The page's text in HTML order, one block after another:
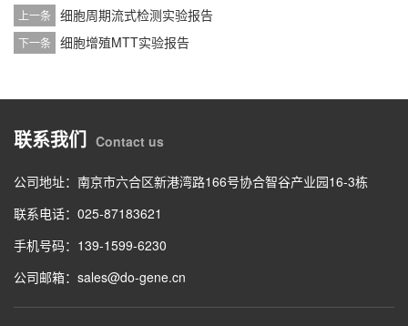
上一条 细胞周期流式检测实验报告
下一条 细胞增殖MTT实验报告
联系我们 Contact us
公司地址：南京市六合区新港湾路166号协合智谷产业园16-3栋
联系电话：025-87183621
手机号码：139-1599-6230
公司邮箱：sales@do-gene.cn